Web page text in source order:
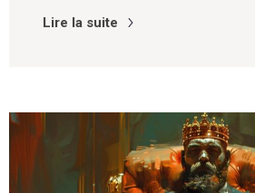
Lire la suite